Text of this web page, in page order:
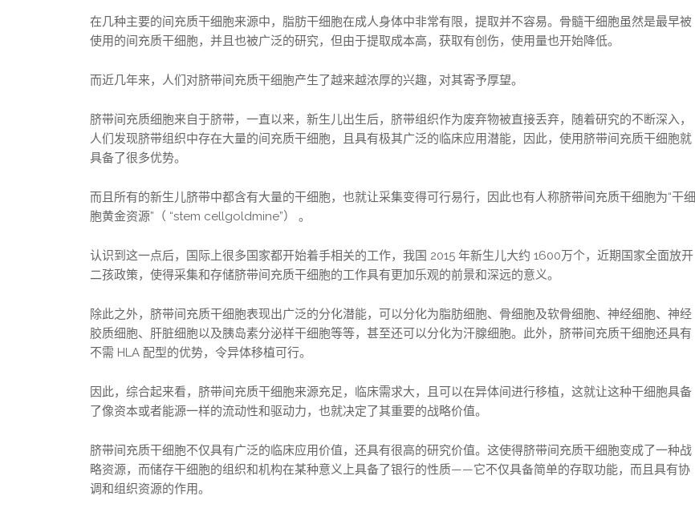
在几种主要的间充质干细胞来源中，脂肪干细胞在成人身体中非常有限，提取并不容易。骨髓干细胞虽然是最早被
使用的间充质干细胞，并且也被广泛的研究，但由于提取成本高，获取有创伤，使用量也开始降低。
而近几年来，人们对脐带间充质干细胞产生了越来越浓厚的兴趣，对其寄予厚望。
脐带间充质细胞来自于脐带，一直以来，新生儿出生后，脐带组织作为废弃物被直接丢弃，随着研究的不断深入，
人们发现脐带组织中存在大量的间充质干细胞，且具有极其广泛的临床应用潜能，因此，使用脐带间充质干细胞就
具备了很多优势。
而且所有的新生儿脐带中都含有大量的干细胞，也就让采集变得可行易行，因此也有人称脐带间充质干细胞为“干细
胞黄金资源”（ “stem cellgoldmine”） 。
认识到这一点后，国际上很多国家都开始着手相关的工作，我国 2015 年新生儿大约 1600万个，近期国家全面放开
二孩政策，使得采集和存储脐带间充质干细胞的工作具有更加乐观的前景和深远的意义。
除此之外，脐带间充质干细胞表现出广泛的分化潜能，可以分化为脂肪细胞、骨细胞及软骨细胞、神经细胞、神经
胶质细胞、肝脏细胞以及胰岛素分泌样干细胞等等，甚至还可以分化为汗腺细胞。此外，脐带间充质干细胞还具有
不需 HLA 配型的优势，令异体移植可行。
因此，综合起来看，脐带间充质干细胞来源充足，临床需求大，且可以在异体间进行移植，这就让这种干细胞具备
了像资本或者能源一样的流动性和驱动力，也就决定了其重要的战略价值。
脐带间充质干细胞不仅具有广泛的临床应用价值，还具有很高的研究价值。这使得脐带间充质干细胞变成了一种战
略资源，而储存干细胞的组织和机构在某种意义上具备了银行的性质——它不仅具备简单的存取功能，而且具有协
调和组织资源的作用。